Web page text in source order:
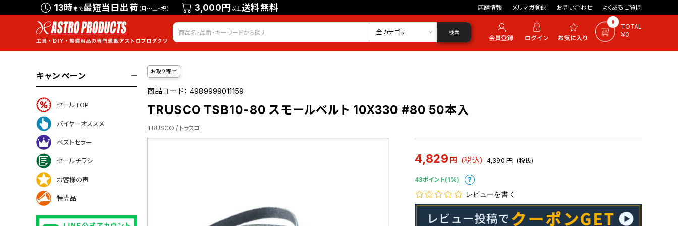
13時まで最短当日出荷 （月～土・祝） 3,000円以上送料無料 店舗情報 メルマガ登録 お問い合わせ よくあるご質問
会員登録 ログイン お気に入り 0
TOTAL
￥0
全カテゴリ 検索
キャンペーン
セールTOP
バイヤーオススメ
ベストセラー
セールチラシ
お客様の声
特売品
お取り寄せ
商品コード：4989999011159
TRUSCO TSB10-80 スモールベルト 10X330 #80 50本入
TRUSCO / トラスコ
4,829 円 (税込) 4,390 円 (税抜)
43ポイント(1%)
レビューを書く